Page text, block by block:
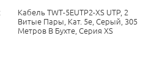
Кабель TWT-5EUTP2-XS UTP, 2
Витые Пары, Кат. 5e, Серый, 305
Метров В Бухте, Серия XS